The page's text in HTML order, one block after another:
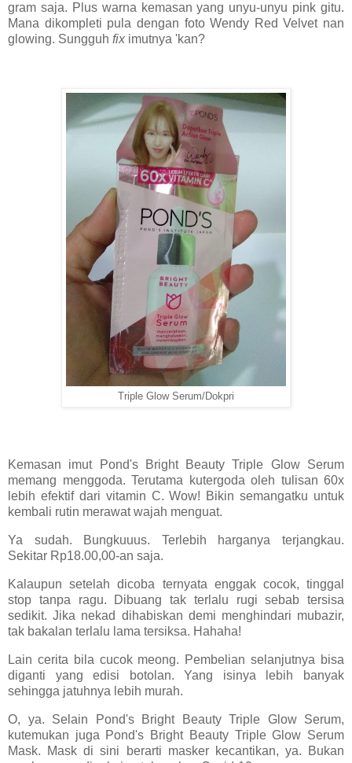
gram saja. Plus warna kemasan yang unyu-unyu pink gitu.
Mana dikompleti pula dengan foto Wendy Red Velvet nan
glowing. Sungguh fix imutnya 'kan?
Triple Glow Serum/Dokpri
Kemasan imut Pond's Bright Beauty Triple Glow Serum
memang menggoda. Terutama kutergoda oleh tulisan 60x
lebih efektif dari vitamin C. Wow! Bikin semangatku untuk
kembali rutin merawat wajah menguat.
Ya sudah. Bungkuuus. Terlebih harganya terjangkau.
Sekitar Rp18.00,00-an saja.
Kalaupun setelah dicoba ternyata enggak cocok, tinggal
stop tanpa ragu. Dibuang tak terlalu rugi sebab tersisa
sedikit. Jika nekad dihabiskan demi menghindari mubazir,
tak bakalan terlalu lama tersiksa. Hahaha!
Lain cerita bila cucok meong. Pembelian selanjutnya bisa
diganti yang edisi botolan. Yang isinya lebih banyak
sehingga jatuhnya lebih murah.
O, ya. Selain Pond's Bright Beauty Triple Glow Serum,
kutemukan juga Pond's Bright Beauty Triple Glow Serum
Mask. Mask di sini berarti masker kecantikan, ya. Bukan